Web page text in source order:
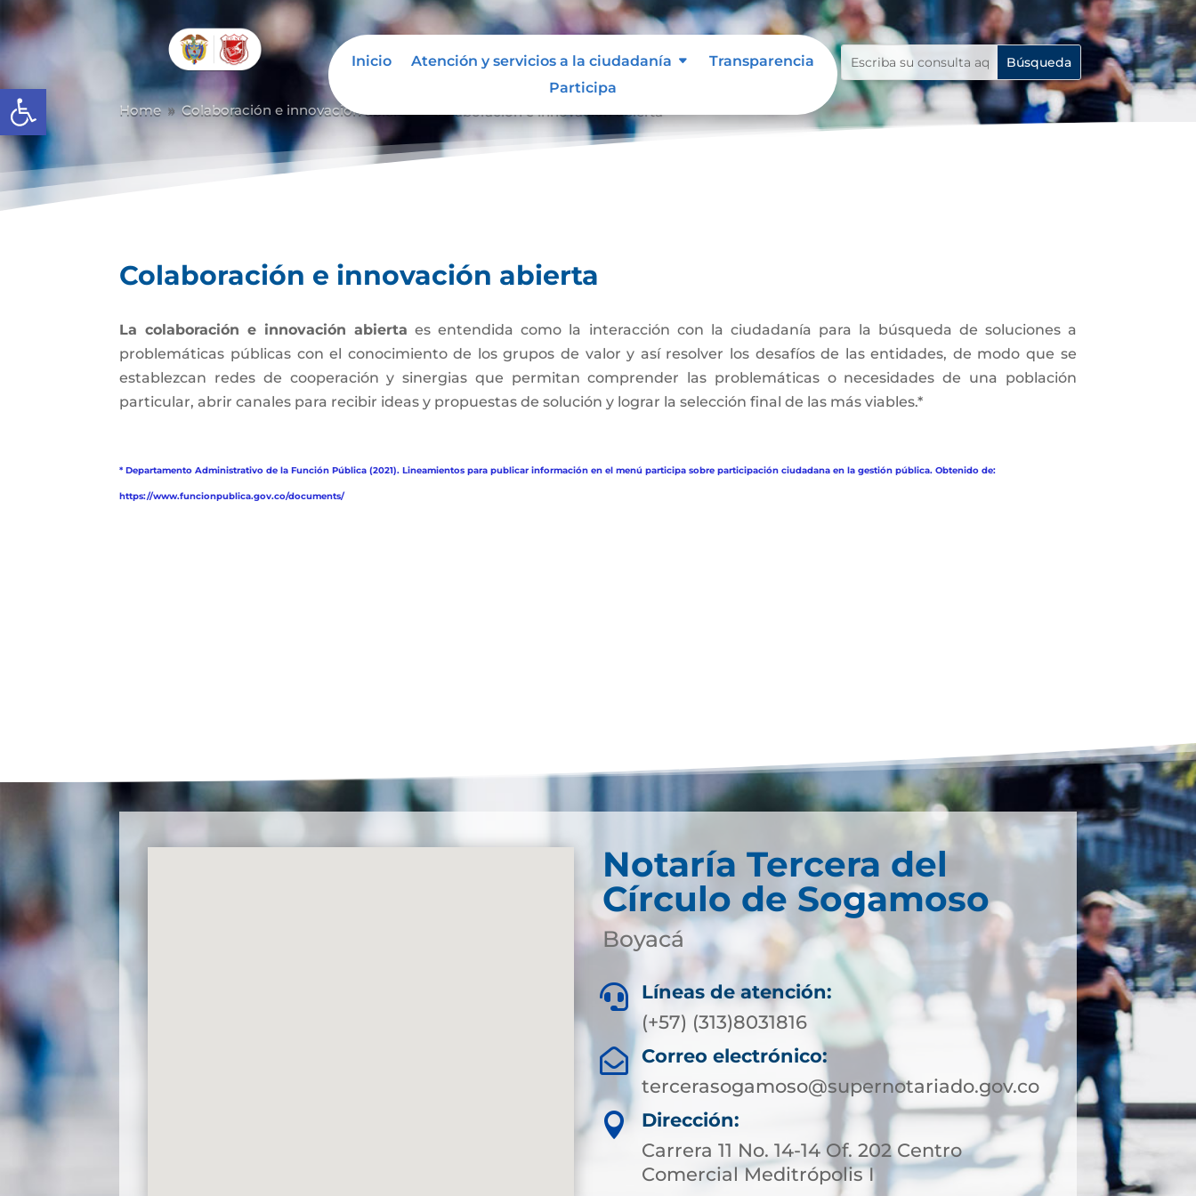
Abrir barra de herramientas
Inicio Atención y servicios a la ciudadanía
Transparencia
Participa
Home 9 Colaboración e innovación abierta
Colaboración e innovación abierta
La colaboración e innovación abierta es entendida como la interacción con la ciudadanía para la búsqueda de soluciones a
problemáticas públicas con el conocimiento de los grupos de valor y así resolver los desafíos de las entidades, de modo que se
establezcan redes de cooperación y sinergias que permitan comprender las problemáticas o necesidades de una población
particular, abrir canales para recibir ideas y propuestas de solución y lograr la selección final de las más viables.*
* Departamento Administrativo de la Función Pública (2021). Lineamientos para publicar información en el menú participa sobre participación ciudadana en la gestión pública. Obtenido de:
https://www.funcionpublica.gov.co/documents/
Notaría Tercera del
Círculo de Sogamoso
Boyacá

Líneas de atención:
(+57) (313)8031816

Correo electrónico:
tercerasogamoso@supernotariado.gov.co

Dirección:
Carrera 11 No. 14-14 Of. 202 Centro
Comercial Meditrópolis I